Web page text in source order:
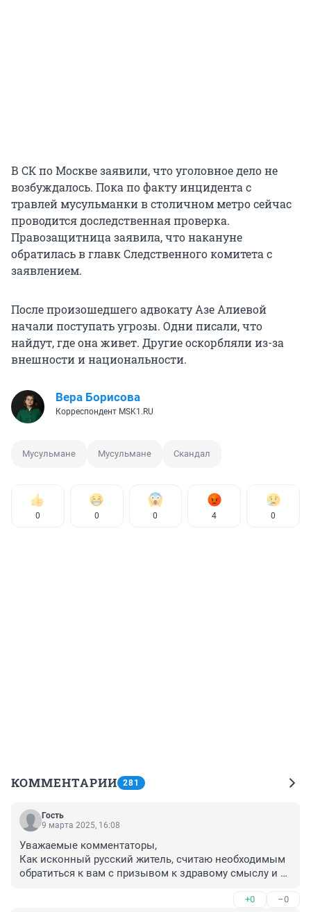
В СК по Москве заявили, что уголовное дело не
возбуждалось. Пока по факту инцидента с
травлей мусульманки в столичном метро сейчас
проводится доследственная проверка.
Правозащитница заявила, что накануне
обратилась в главк Следственного комитета с
заявлением.
После произошедшего адвокату Азе Алиевой
начали поступать угрозы. Одни писали, что
найдут, где она живет. Другие оскорбляли из-за
внешности и национальности.
Вера Борисова
Корреспондент MSK1.RU
Мусульмане Мусульмане Скандал
0 0 0 4 0
КОММЕНТАРИИ 281
Гость
9 марта 2025, 16:08
Уважаемые комментаторы,
Как исконный русский житель, считаю необходимым
обратиться к вам с призывом к здравому смыслу и
+0 –0